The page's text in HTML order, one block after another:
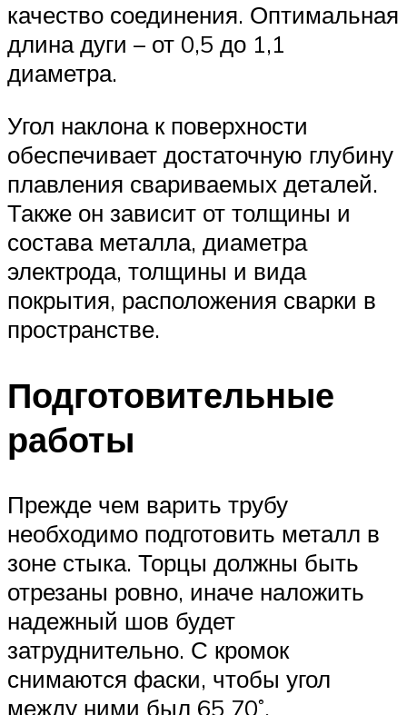
качество соединения. Оптимальная
длина дуги – от 0,5 до 1,1
диаметра.
Угол наклона к поверхности
обеспечивает достаточную глубину
плавления свариваемых деталей.
Также он зависит от толщины и
состава металла, диаметра
электрода, толщины и вида
покрытия, расположения сварки в
пространстве.
Подготовительные
работы
Прежде чем варить трубу
необходимо подготовить металл в
зоне стыка. Торцы должны быть
отрезаны ровно, иначе наложить
надежный шов будет
затруднительно. С кромок
снимаются фаски, чтобы угол
между ними был 65 70˚.